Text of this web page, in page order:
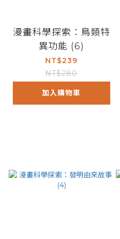
漫畫科學探索：鳥類特
異功能 (6)
NT$239
NT$280
加入購物車